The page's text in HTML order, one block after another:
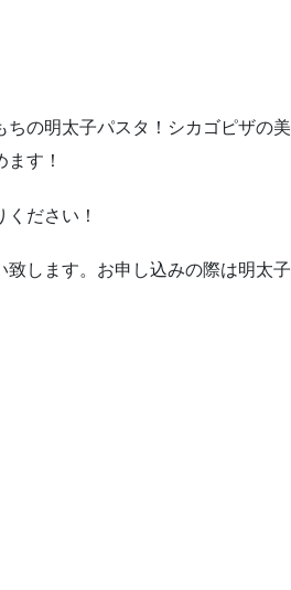
の明太子パスタ！シカゴピザの美
す！
ださい！
します。お申し込みの際は明太子